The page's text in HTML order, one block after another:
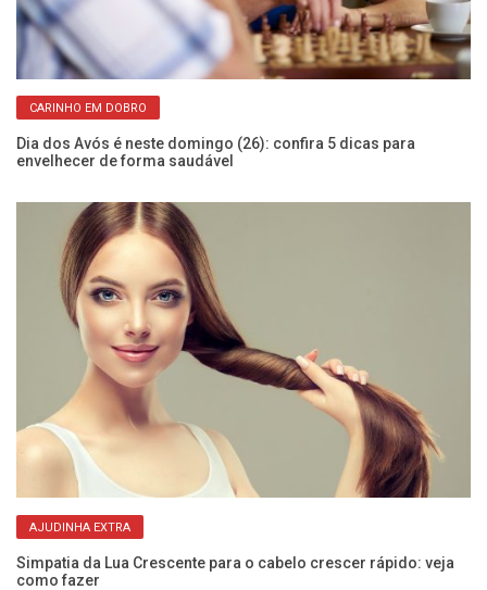
CARINHO EM DOBRO
Dia dos Avós é neste domingo (26): confira 5 dicas para
envelhecer de forma saudável
AJUDINHA EXTRA
Simpatia da Lua Crescente para o cabelo crescer rápido: veja
como fazer